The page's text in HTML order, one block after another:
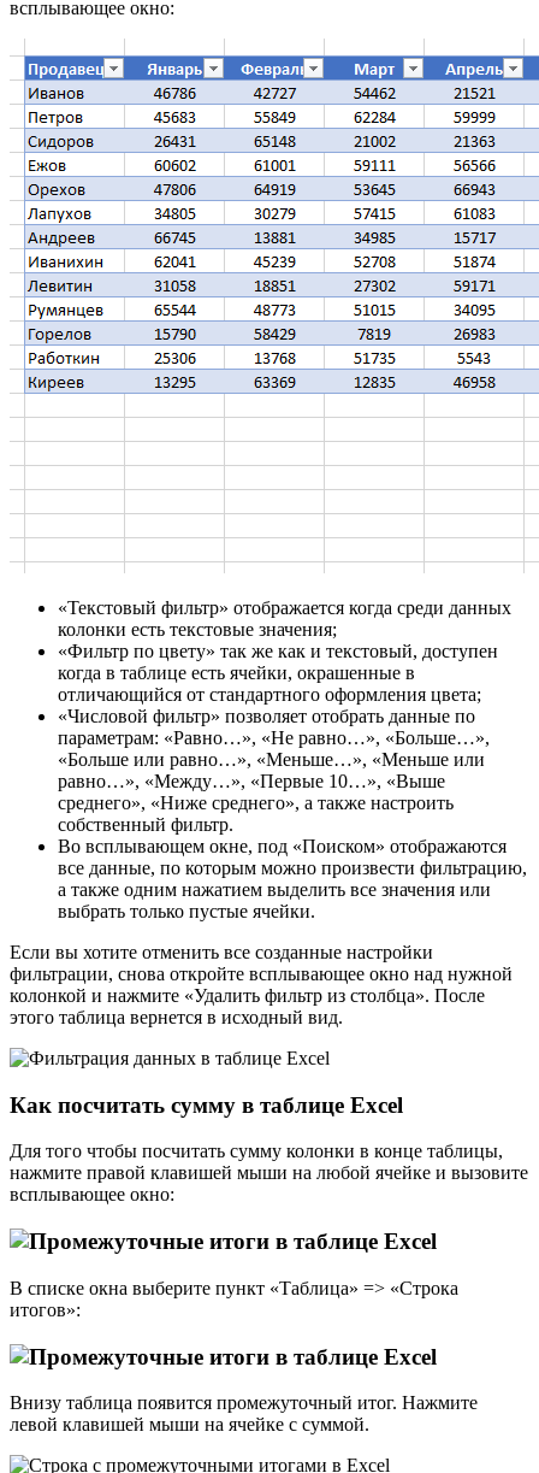
всплывающее окно:
«Текстовый фильтр» отображается когда среди данных
колонки есть текстовые значения;
«Фильтр по цвету» так же как и текстовый, доступен
когда в таблице есть ячейки, окрашенные в
отличающийся от стандартного оформления цвета;
«Числовой фильтр» позволяет отобрать данные по
параметрам: «Равно…», «Не равно…», «Больше…»,
«Больше или равно…», «Меньше…», «Меньше или
равно…», «Между…», «Первые 10…», «Выше
среднего», «Ниже среднего», а также настроить
собственный фильтр.
Во всплывающем окне, под «Поиском» отображаются
все данные, по которым можно произвести фильтрацию,
а также одним нажатием выделить все значения или
выбрать только пустые ячейки.
Если вы хотите отменить все созданные настройки
фильтрации, снова откройте всплывающее окно над нужной
колонкой и нажмите «Удалить фильтр из столбца». После
этого таблица вернется в исходный вид.
Как посчитать сумму в таблице Excel
Для того чтобы посчитать сумму колонки в конце таблицы,
нажмите правой клавишей мыши на любой ячейке и вызовите
всплывающее окно:
В списке окна выберите пункт «Таблица» => «Строка
итогов»:
Внизу таблица появится промежуточный итог. Нажмите
левой клавишей мыши на ячейке с суммой.